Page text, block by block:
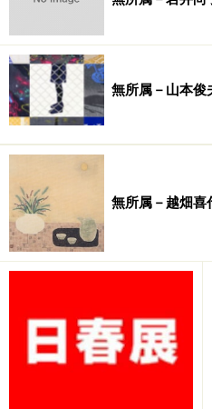
第10回【日本画家】青山
旅意識
「この世代に聞きたい」青山
第9回【日本画家】神彌佐
肉体のドキン
「この世代に聞きたい」神彌
第8回【日本画家】田宮話
無所属－山本俊
無所属－越畑喜